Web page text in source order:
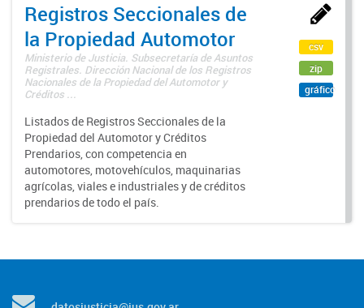
Registros Seccionales de
la Propiedad Automotor
Ministerio de Justicia. Subsecretaría de Asuntos
Registrales. Dirección Nacional de los Registros
Nacionales de la Propiedad del Automotor y
Créditos ...
Listados de Registros Seccionales de la
Propiedad del Automotor y Créditos
Prendarios, con competencia en
automotores, motovehículos, maquinarias
agrícolas, viales e industriales y de créditos
prendarios de todo el país.
csv
zip
gráfico